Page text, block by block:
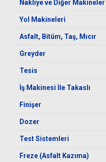
Nakliye ve Diğer Makineler
Yol Makineleri
Asfalt, Bitüm, Taş, Mıcır
Greyder
Tesis
İş Makinesi İle Takaslı
Finişer
Dozer
Test Sistemleri
Freze (Asfalt Kazıma)